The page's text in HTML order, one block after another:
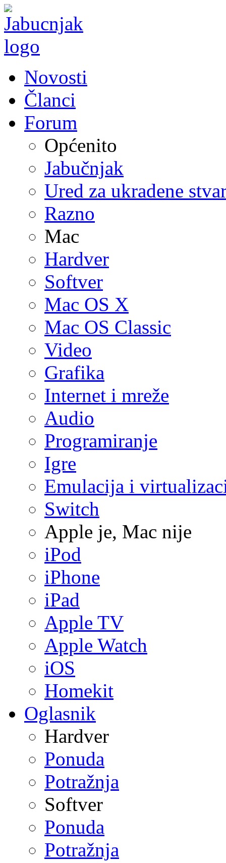
Novosti
Članci
Forum
Općenito
Jabučnjak
Ured za ukradene
Razno
Mac
Hardver
Softver
Mac OS X
Mac OS Classic
Video
Grafika
Internet i mreže
Audio
Programiranje
Igre
Emulacija i
Switch
Apple je, Mac nije
iPod
iPhone
iPad
Apple TV
Apple Watch
iOS
Homekit
Oglasnik
Hardver
Ponuda
Potražnja
Softver
Ponuda
Potražnja